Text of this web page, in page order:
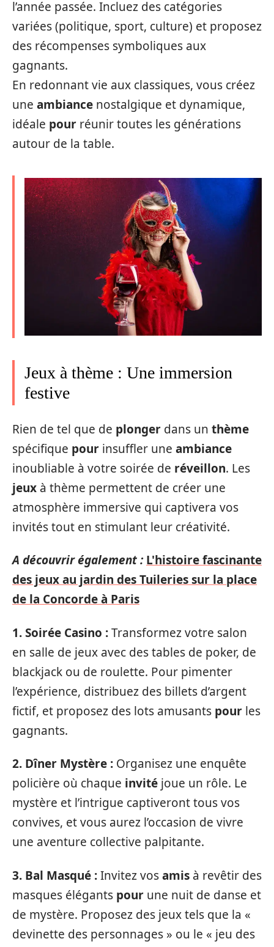
l’année passée. Incluez des catégories
variées (politique, sport, culture) et proposez
des récompenses symboliques aux
gagnants.
En redonnant vie aux classiques, vous créez
une ambiance nostalgique et dynamique,
idéale pour réunir toutes les générations
autour de la table.
Jeux à thème : Une immersion
festive
Rien de tel que de plonger dans un thème
spécifique pour insuffler une ambiance
inoubliable à votre soirée de réveillon. Les
jeux à thème permettent de créer une
atmosphère immersive qui captivera vos
invités tout en stimulant leur créativité.
A découvrir également : L'histoire fascinante
des jeux au jardin des Tuileries sur la place
de la Concorde à Paris
1. Soirée Casino :Transformez votre salon
en salle de jeux avec des tables de poker, de
blackjack ou de roulette. Pour pimenter
l’expérience, distribuez des billets d’argent
fictif, et proposez des lots amusants pour les
gagnants.
2. Dîner Mystère : Organisez une enquête
policière où chaque invité joue un rôle. Le
mystère et l’intrigue captiveront tous vos
convives, et vous aurez l’occasion de vivre
une aventure collective palpitante.
3. Bal Masqué :Invitez vosamis à revêtir des
masques élégants pour une nuit de danse et
de mystère. Proposez des jeux tels que la «
devinette des personnages » ou le « jeu des